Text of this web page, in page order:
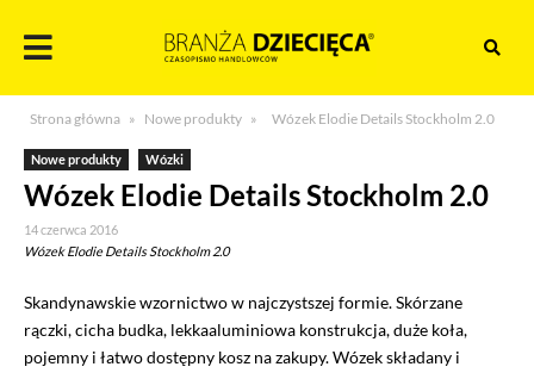
treści
Branża
dziecięca
Strona główna » Nowe produkty » Wózek Elodie Details Stockholm 2.0
Nowe produkty Wózki
Wózek Elodie Details Stockholm 2.0
14 czerwca 2016
Wózek Elodie Details Stockholm 2.0
Skandynawskie wzornictwo w najczystszej formie. Skórzane
rączki, cicha budka, lekkaaluminiowa konstrukcja, duże koła,
pojemny i łatwo dostępny kosz na zakupy. Wózek składany i